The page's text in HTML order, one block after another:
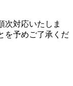
次対応いたしま
を予めご了承くだ